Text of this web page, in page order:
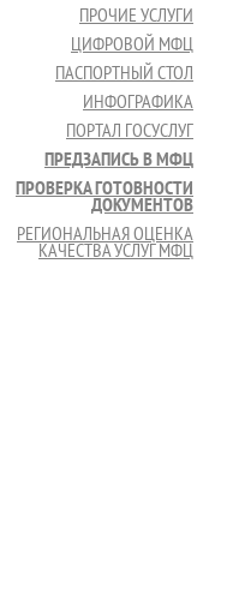
ПРОЧИЕ УСЛУГИ
ЦИФРОВОЙ МФЦ
ПАСПОРТНЫЙ СТОЛ
ИНФОГРАФИКА
ПОРТАЛ ГОСУСЛУГ
ПРЕДЗАПИСЬ В МФЦ
ПРОВЕРКА ГОТОВНОСТИ
ДОКУМЕНТОВ
РЕГИОНАЛЬНАЯ ОЦЕНКА
КАЧЕСТВА УСЛУГ МФЦ